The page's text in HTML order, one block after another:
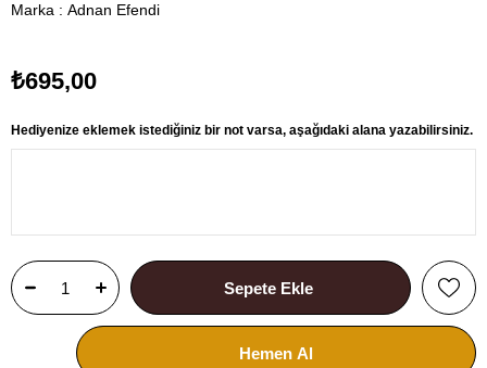
Marka : Adnan Efendi
₺695,00
Hediyenize eklemek istediğiniz bir not varsa, aşağıdaki alana yazabilirsiniz.